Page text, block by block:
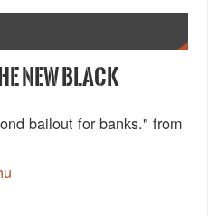
NEW BLACK
bailout for banks." from